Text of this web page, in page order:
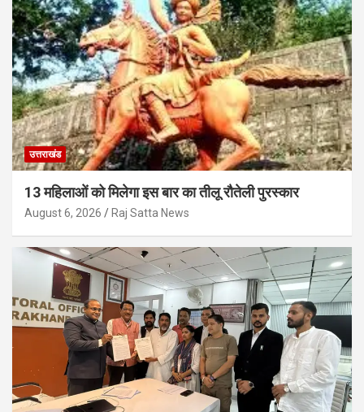
उत्तराखंड
13 महिलाओं को मिलेगा इस बार का तीलू रौतेली पुरस्कार
August 6, 2026 Raj Satta News